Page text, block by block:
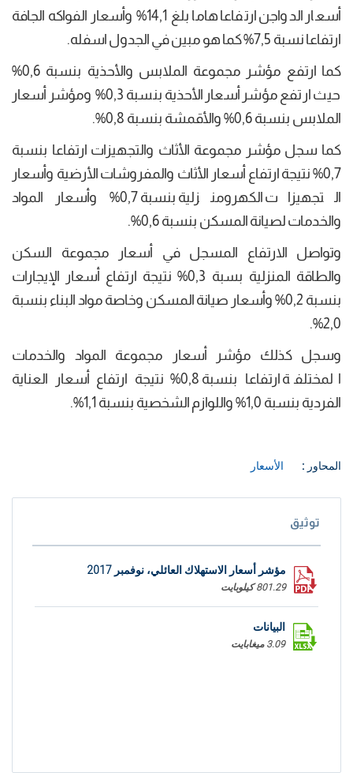
أسعار الدواجن ارتفاعا هاما بلغ 14,1% وأسعار الفواكه الجافة
ارتفاعا نسبة 7,5% كما هو مبين في الجدول اسفله.
كما ارتفع مؤشر مجموعة الملابس والأحذية بنسبة 0,6%
حيث ارتفع مؤشر أسعار الأحذية بنسبة 0,3% ومؤشر أسعار
الملابس بنسبة 0,6% والأقمشة بنسبة 0,8%.
كما سجل مؤشر مجموعة الأثاث والتجهيزات ارتفاعا بنسبة
0,7% نتيجة ارتفاع أسعار الأثاث والمفروشات الأرضية وأسعار
التجهيزات الكهرومنزلية بنسبة 0,7% وأسعار المواد
والخدمات لصيانة المسكن بنسبة 0,6%.
وتواصل الارتفاع المسجل في أسعار مجموعة السكن
والطاقة المنزلية بسبة 0,3% نتيجة ارتفاع أسعار الإيجارات
بنسبة 0,2% وأسعار صيانة المسكن وخاصة مواد البناء بنسبة
2,0%.
وسجل كذلك مؤشر أسعار مجموعة المواد والخدمات
المختلفة ارتفاعا بنسبة 0,8% نتيجة ارتفاع أسعار العناية
الفردية بنسبة 1,0% واللوازم الشخصية بنسبة 1,1%.
المحاور : الأسعار
توثيق
مؤشر أسعار الاستهلاك العائلي، نوفمبر 2017
801.29 كيلوبايت
البيانات
3.09 ميغابايت